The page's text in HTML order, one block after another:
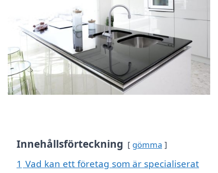
Innehållsförteckning gömma
1 Vad kan ett företag som är specialiserat